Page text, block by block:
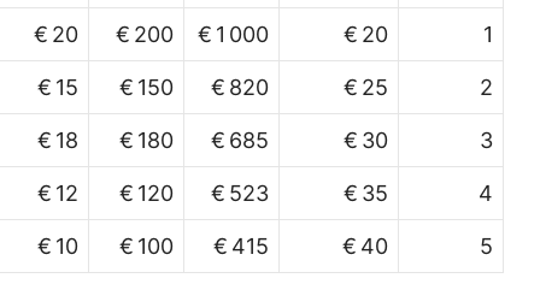
1 000 €
20 €
820 €
15 €
685 €
18 €
523 €
12 €
415 €
10 €
325 €